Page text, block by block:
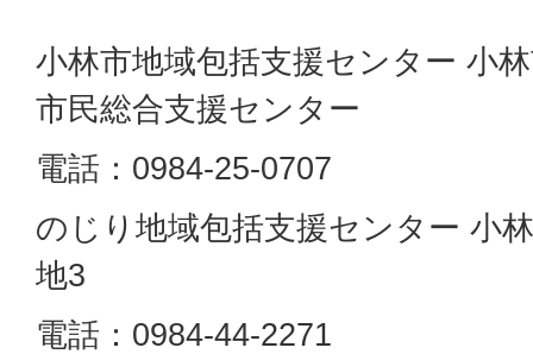
小林市地域包括支援センター 小
市民総合支援センター
電話：0984-25-0707
のじり地域包括支援センター 小
地3
電話：0984-44-2271